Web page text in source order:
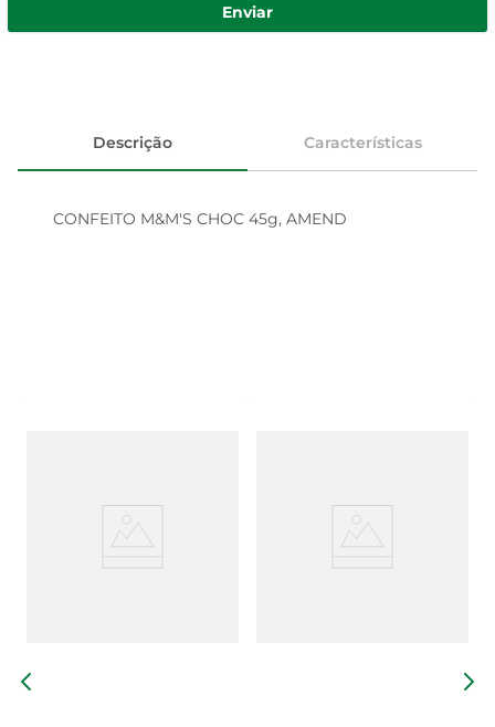
Enviar
Descrição Características
CONFEITO M&M'S CHOC 45g, AMEND